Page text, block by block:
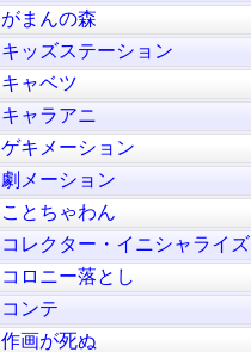
がまんの森
キッズステーション
キャベツ
キャラアニ
ゲキメーション
劇メーション
ことちゃわん
コレクター・イニシャライズ
コロニー落とし
コンテ
作画が死ぬ